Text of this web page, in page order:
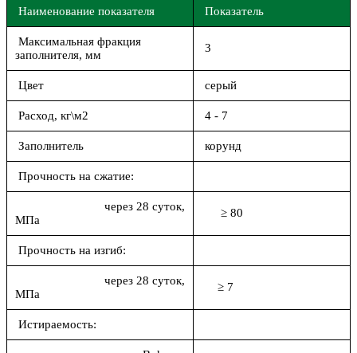
Наименование показателя Показатель
Максимальная фракция
заполнителя, мм
3
Цвет серый
Расход, кг\м2 4 - 7
Заполнитель корунд
Прочность на сжатие:
через 28 суток,
МПа
≥ 80
Прочность на изгиб:
через 28 суток,
МПа
≥ 7
Истираемость: